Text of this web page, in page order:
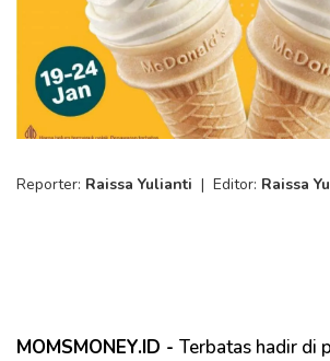
Reporter: Raissa Yulianti | Editor: Raissa
MOMSMONEY.ID - Terbatas hadir di